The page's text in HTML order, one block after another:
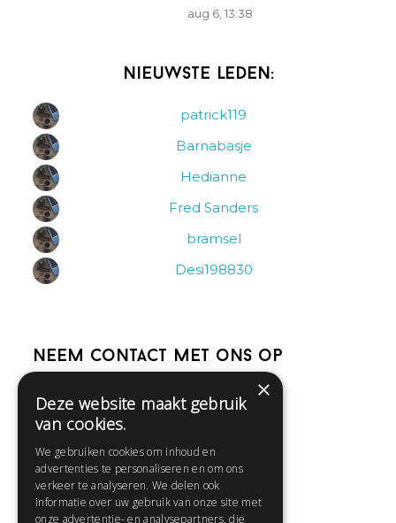
aug 6, 13:38
Nieuwste leden:
patrick119
Barnabasje
Hedianne
Fred Sanders
bramsel
Desi198830
Neem contact met ons op
Help
Contact
Huisregels
×
Deze website maakt gebruik
van cookies.
We gebruiken cookies om inhoud en
advertenties te personaliseren en om ons
verkeer te analyseren. We delen ook
informatie over uw gebruik van onze site met
onze advertentie- en analysepartners, die